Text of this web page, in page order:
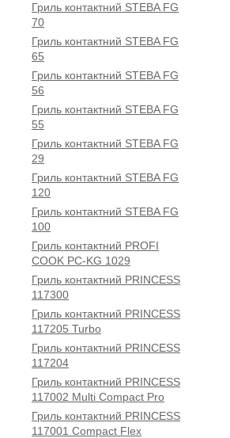
Гриль контактний STEBA FG
70
Гриль контактний STEBA FG
65
Гриль контактний STEBA FG
56
Гриль контактний STEBA FG
55
Гриль контактний STEBA FG
29
Гриль контактний STEBA FG
120
Гриль контактний STEBA FG
100
Гриль контактний PROFI
COOK PC-KG 1029
Гриль контактний PRINCESS
117300
Гриль контактний PRINCESS
117205 Turbo
Гриль контактний PRINCESS
117204
Гриль контактний PRINCESS
117002 Multi Compact Pro
Гриль контактний PRINCESS
117001 Compact Flex